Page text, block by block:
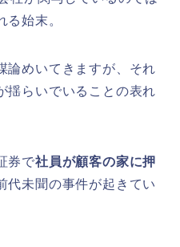
る始末。
論めいてきますが、それ
揺らいでいることの表れ
券で社員が顧客の家に押
代未聞の事件が起きてい